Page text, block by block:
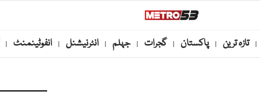
| تازہ ترین | پاکستان | گجرات | جہلم | انٹرنیشنل | انفوٹینمنٹ |